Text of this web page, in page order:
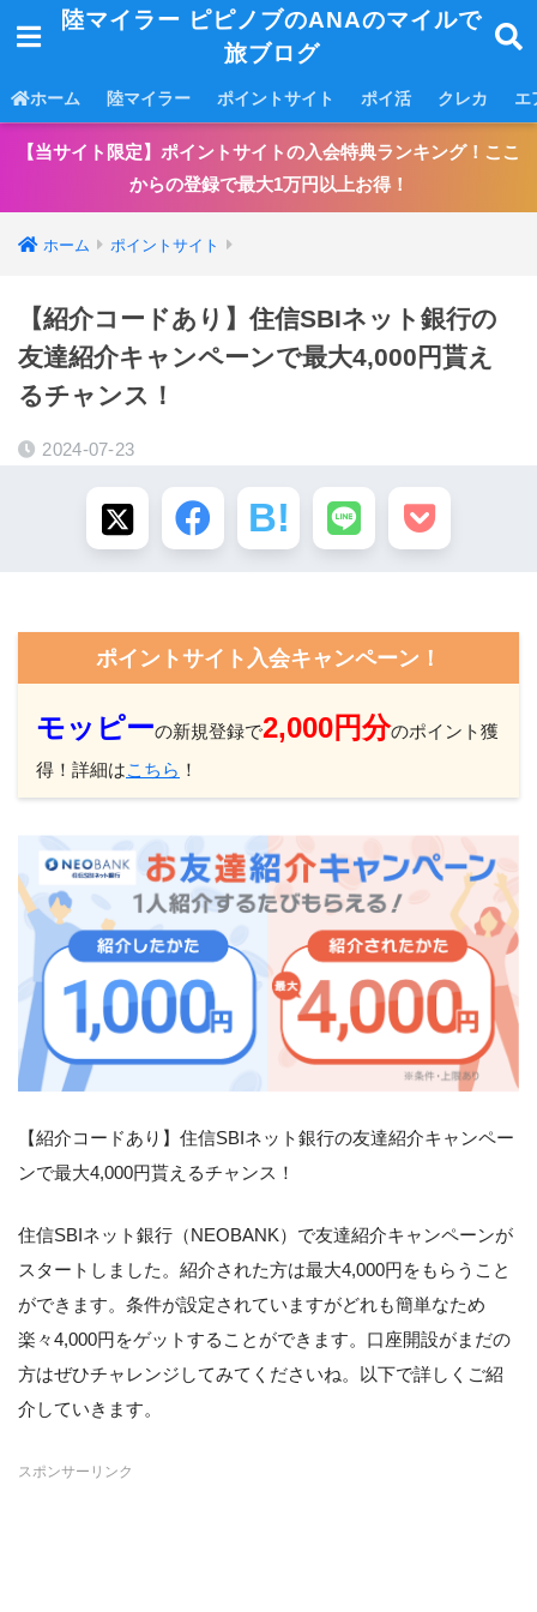
陸マイラー ピピノブのANAのマイルで
旅ブログ
ホーム 陸マイラー ポイントサイト ポイ活 クレカ エ
【当サイト限定】ポイントサイトの入会特典ランキング！ここ
からの登録で最大1万円以上お得！
ホーム ポイントサイト
【紹介コードあり】住信SBIネット銀行の
友達紹介キャンペーンで最大4,000円貰え
るチャンス！
2024-07-23
ポイントサイト入会キャンペーン！
モッピーの新規登録で2,000円分のポイント獲
得！詳細はこちら ！
【紹介コードあり】住信SBIネット銀行の友達紹介キャンペー
ンで最大4,000円貰えるチャンス！
住信SBIネット銀行（NEOBANK）で友達紹介キャンペーンが
スタートしました。紹介された方は最大4,000円をもらうこと
ができます。条件が設定されていますがどれも簡単なため
楽々4,000円をゲットすることができます。口座開設がまだの
方はぜひチャレンジしてみてくださいね。以下で詳しくご紹
介していきます。
スポンサーリンク